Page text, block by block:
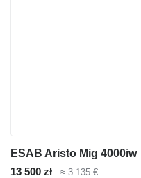
ESAB Aristo Mig 4000iw
13 500 zł
≈ 3 135 €